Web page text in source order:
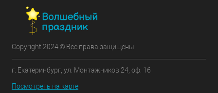
Copyright 2024 © Все права защищены.
г. Екатеринбург, ул. Монтажников 24, оф. 16
Посмотреть на карте